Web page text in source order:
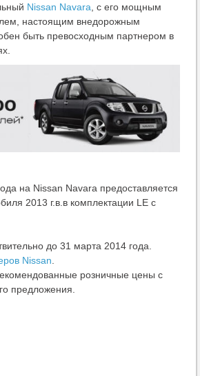
Nissan Navara , с его мощным
настоящим внедорожным
быть превосходным партнером в
на Nissan Navara предоставляется
2013 г.в.в комплектации LE с
до 31 марта 2014 года.
Nissan
розничные цены с
предложения.